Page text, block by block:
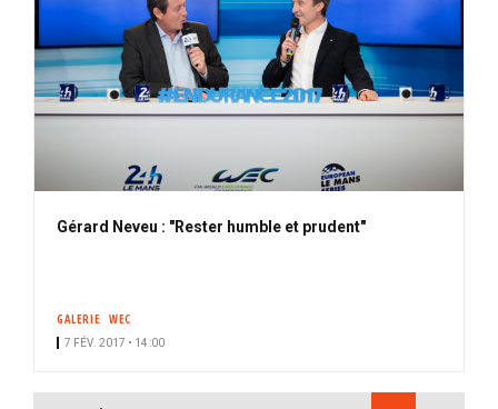
Gérard Neveu : "Rester humble et prudent"
GALERIE WEC
7 FÉV. 2017 • 14:00